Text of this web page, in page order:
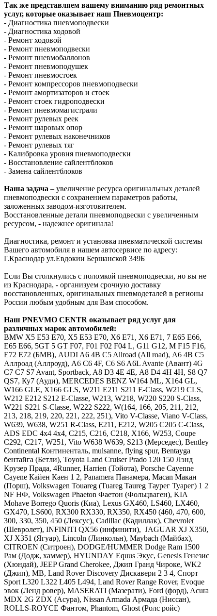
Так же представляем вашему вниманию ряд ремонтных
услуг, которые оказывает наш Пневмоцентр:
- Диагностика пневмоподвески
- Диагностика ходовой
- Ремонт ходовой
- Ремонт пневмоподвески
- Ремонт пневмобаллонов
- Ремонт пневмоподушек
- Ремонт пневмостоек
- Ремонт компрессоров пневмоподвески
- Ремонт амортизаторов и стоек
- Ремонт стоек гидроподвески
- Ремонт пневмомагистрали
- Ремонт рулевых реек
- Ремонт шаровых опор
- Ремонт рулевых наконечников
- Ремонт рулевых тяг
- Калибровка уровня пневмоподвески
- Восстановление сайлентблоков
- Замена сайлентблоков
Наша задача – увеличение ресурса оригинальных деталей
пневмоподвески с сохранением параметров работы,
заложенных заводом-изготовителем.
Восстановленные детали пневмоподвески с увеличенным
ресурсом, - надежнее оригинала!
Диагностика, ремонт и установка пневматической системы
Вашего автомобиля в нашем автосервисе по адресу:
Г.Краснодар ул.Евдокии Бершанской 349Б
Если Вы столкнулись с поломкой пневмоподвески, но вы не
из Краснодара, - организуем срочную доставку
восстановленных, оригинальных пневмодеталей в регионы
России любым удобным для Вам способом.
Наш PNEVMO CENTR оказывает ряд услуг для
различных марок автомобилей:
BMW Х5 E53 E70, X5 Е53 Е70, Х6 E71, X6 Е71, 7 E65 E66,
Е65 Е66, 5GT 5 GT F07, F01 F02 F04 L, G11 G12, M F15 F16,
E72 Е72 (БМВ), AUDI A6 4B C5 Allroad (All road), А6 4В С5
Аллроад (Аллроуд), A6 C6 4F, С6 S6 A6L Avante (Авант) 4G
C7 С7 S7 Avant, Sportback, A8 D3 4E 4Е, А8 D4 4H 4Н, S8 Q7
QS7, Ку7 (Ауди), MERCEDES BENZ W164 ML, X164 GL,
W166 GLE, X166 GLS, W211 E211 S211 E-Class, W219 CLS,
W212 E212 S212 E-Classe, W213, W218, W220 S220 S-Class,
W221 S221 S-Classe, W222 S222, W(164, 166, 205, 211, 212,
213, 218, 219, 220, 221, 222, 251), Vito V-Classe, Viano V-Class,
W639, W638, W251 R-Class, Е211, Е212, W205 C205 C-Class,
ADS EDC 4x4 4х4, C215, C216, C218, X166, W253, Coupe
C292, C217, W251, Vito W638 W639, S213 (Мерседес), Bentley
Continental Континенталь, mulsanne, flying spur, Bentayga
бентайга (Бетли), Toyota Land Cruiser Prado 120 150 Лэнд
Крузер Прада, 4Runner, Harrien (Тойота), Porsche Cayenne
Cayene Кайен Каен 1 2, Panamera Панамера, Macan Макан
(Порш), Volkswagen Touareg (Tuareg Taureg Таурег Туарег) 1 2
NF НФ, Volkswagen Phaeton Фаетон (Фольцваген), KIA
Mohave Borrego Quoris (Киа), Lexus GX460, LS460, LX460,
GX470, LS600, RX300 RX330, RX350, RX450 (460, 470, 600,
300, 330, 350, 450 (Лексус), Cadillac (Кадиллак), Сhevrolet
(Шевролет), INFINITI QX56 (инфинити), JAGUAR XJ X350,
XJ X351 (Ягуар), Lincoln (Линкольн), Maybach (Майбах),
CITROEN (Ситроен), DODGE/HUMMER Dodge Ram 1500
Рам (Додж, хаммер), HYUNDAY Equus Экус, Genesis Генезис
(Хюндай), JEEP Grand Cherokee, Джип Гранд Чироке, WK2
(Джип), MB, Land Rover Discovery Дискавери 2 3 4, Спорт
Sport L320 L322 L405 L494, Land Rover Range Rover, Evoque
эвок (Ленд ровер), MASERATI (Мазерати), Ford (форд), Acura
MDX 2G ZDX (Асура), Nissan Armada Армада (Ниссан),
ROLLS-ROYCE Фантом, Phantom, Ghost (Ролс ройс)